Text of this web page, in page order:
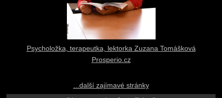
Psycholožka, terapeutka, lektorka Zuzana Tomášková
Prosperio.cz
...další zajímavé stránky